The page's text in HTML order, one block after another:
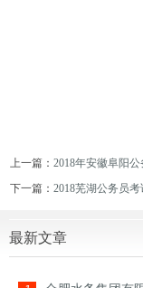
上一篇：2018年安徽阜阳
下一篇：2018芜湖公务员考
最新文章